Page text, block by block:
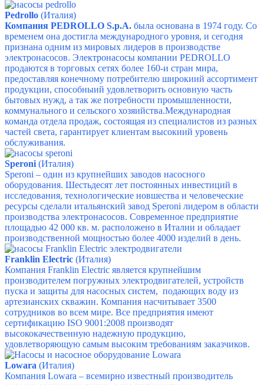
Pedrollo (Италия)
Компания PEDROLLO S.p.A. была основана в 1974 году. Со
временем она достигла международного уровня, и сегодня
признана одним из мировых лидеров в производстве
электронасосов. Электронасосы компании PEDROLLO
продаются в торговых сетях более 160-и стран мира,
предоставляя конечному потребителю широкиий ассортимент
продукции, способныий удовлетворить основную часть
бытовых нужд, а так же потребности промышленности,
коммунального и сельского хозяийства.Международная
команда отдела продаж, состоящая из специалистов из разных
частей света, гарантирует клиентам высокиий уровень
обслуживания.
Speroni(Италия)
Speroni – один из крупнейших заводов насосного
оборудования. Шестьдесят лет постоянных инвестиций в
исследования, технологические новшества и человеческие
ресурсы сделали итальянский завод Speroni лидером в области
производства электронасосов. Современное предприятие
площадью 42 000 кв. м. расположено в Италии и обладает
производственной мощностью более 4000 изделий в день.
Franklin Electric (Италия)
Компания Franklin Electric является крупнейшим
производителем погружных электродвигателей, устройств
пуска и защиты для насосных систем, подающих воду из
артезианских скважин. Компания насчитывает 3500
сотрудников во всем мире. Все предприятия имеют
сертификацию ISO 9001:2008 производят
высококачественную надежную продукцию,
удовлетворяющую самым высоким требованиям заказчиков.
Lowara (Италия)
Компания Lowara – всемирно известный производитель